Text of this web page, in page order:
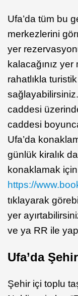
Ufa’da tüm bu
merkezlerini
yer
kalacağınız
rahatlıkla turistik
caddesi
caddesi
Ufa’da
günlük kiralık
konaklamak
https://
tıklayarak
yer
ve ya RR ile
Ufa’da
Şehir içi toplu